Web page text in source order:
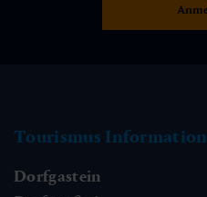
Tourismus Information
Dorfgastein